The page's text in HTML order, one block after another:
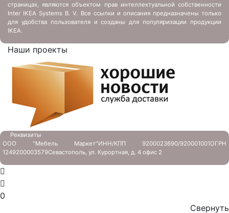
страницах, являются объектом прав интеллектуальной собственности
Inter IKEA Systems B. V. Все ссылки и описания предназначены только
для удобства пользователя и созданы для популяризации продукции
IKEA.
Наши проекты
Реквизиты
ООО "Мебель Маркет"ИНН/КПП 9200023690/920001001ОГРН
1249200003579Севастополь, ул. Курортная, д. 4 офис 2
0
Свернуть